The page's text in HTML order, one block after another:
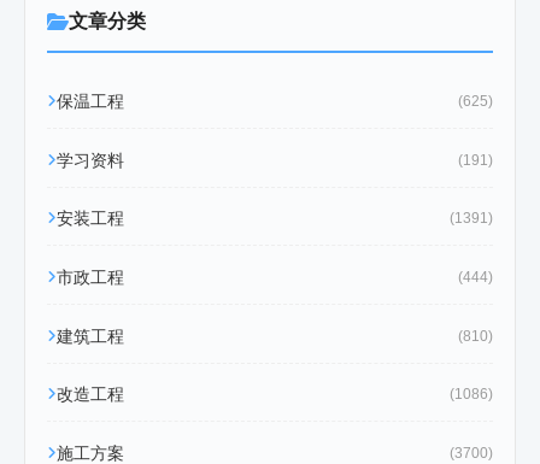
文章分类
保温工程 (625)
学习资料 (191)
安装工程 (1391)
市政工程 (444)
建筑工程 (810)
改造工程 (1086)
施工方案 (3700)